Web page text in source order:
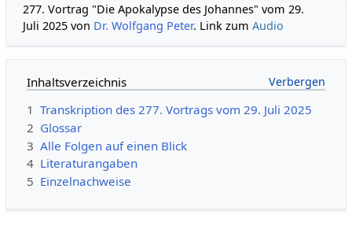
277. Vortrag "Die Apokalypse des Johannes" vom 29.
Juli 2025 von Dr. Wolfgang Peter. Link zumAudio
Inhaltsverzeichnis
1 Transkription des 277. Vortrags vom 29. Juli 2025
2 Glossar
3 Alle Folgen auf einen Blick
4 Literaturangaben
5 Einzelnachweise